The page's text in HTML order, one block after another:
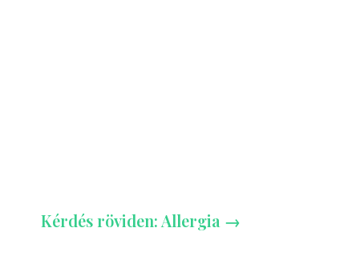
Kérdés röviden: Allergia →